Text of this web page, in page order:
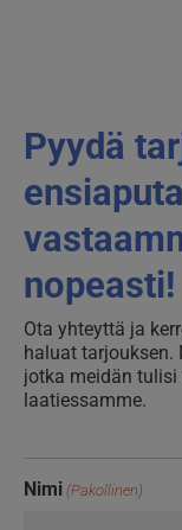
Pyydä
nopeasti!
Ota yhteyttä ja
haluat tarjouksen.
jotka meidän
laatiessamme.
Nimi (Pakollinen)